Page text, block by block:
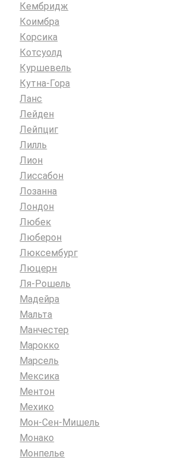
Кембридж
Коимбра
Корсика
Котсуолд
Куршевель
Кутна-Гора
Ланс
Лейден
Лейпциг
Лилль
Лион
Лиссабон
Лозанна
Лондон
Любек
Люберон
Люксембург
Люцерн
Ля-Рошель
Мадейра
Мальта
Манчестер
Марокко
Марсель
Мексика
Ментон
Мехико
Мон-Сен-Мишель
Монако
Монпелье